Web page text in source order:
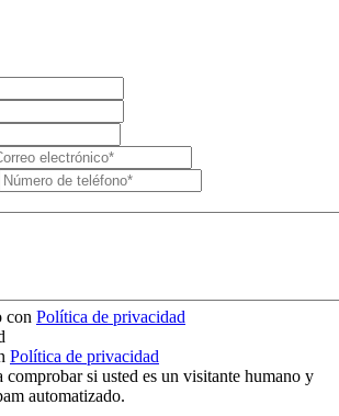
con Política de privacidad
Política de privacidad
comprobar si usted es un visitante humano y
automatizado.